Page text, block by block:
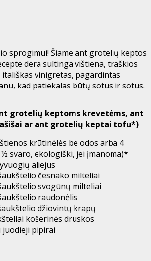
sprogimui! Šiame ant grotelių keptos
dera sultinga vištiena, traškios
vinigretas, pagardintas
kad patiekalas būtų sotus ir sotus.
grotelių keptoms krevetėms, ant
ar ant grotelių keptai tofu*)
krūtinėlės be odos arba 4
svaro, ekologiški, jei įmanoma)*
aliejus
česnako milteliai
svogūnų milteliai
raudonėlis
džiovintų krapų
košerinės druskos
juodieji pipirai